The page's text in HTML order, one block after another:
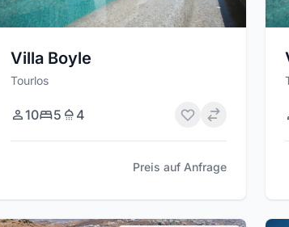
Villa Boyle
Tourlos
10 5 4
Preis auf Anfrage